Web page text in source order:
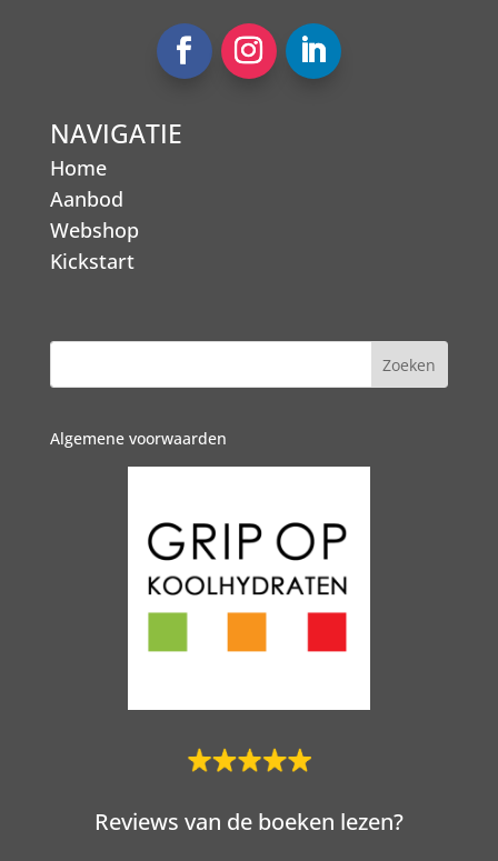
NAVIGATIE
Home
Aanbod
Webshop
Kickstart
Algemene voorwaarden
Reviews van de boeken lezen?